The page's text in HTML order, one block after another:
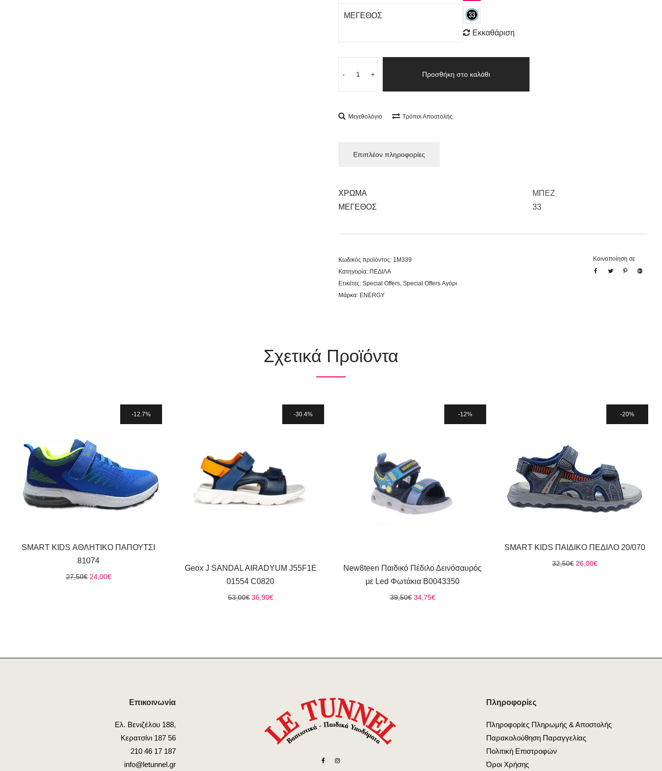
ΜΕΓΕΘΟΣ
Εκκαθάριση
- + Προσθήκη στο καλάθι
Μεγεθολόγιο Τρόποι Αποστολής
Επιπλέον πληροφορίες
ΧΡΩΜΑ
ΜΠΕΖ
ΜΕΓΕΘΟΣ
33
Κωδικός προϊόντος: 1Μ339
Κατηγορία: ΠΕΔΙΛΑ
Ετικέτες: Special Offers, Special Offers Αγόρι
Μάρκα: ENERGY
Κοινοποίηση σε
Σχετικά Προϊόντα
12.7%
SMART KIDS ΑΘΛΗΤΙΚΟ ΠΑΠΟΥΤΣΙ
81074
27,50€ Original
24,00€Η
30.4%
Geox J SANDAL AIRADYUM J55F1E
01554 C0820
53,00€ Original
36,90€Η
12%
New8teen Παιδικό Πέδιλο Δεινόσαυρός
με Led Φωτάκια B0043350
39,50€ Original
34,75€Η
20%
SMART KIDS ΠΑΙΔΙΚΟ ΠΕΔΙΛΟ 20/070
32,50€ Original
26,00€Η
Επικοινωνία
Ελ. Βενιζέλου 188,
Κερατσίνι 187 56
210 46 17 187
info@letunnel.gr
Πληροφορίες
Πληροφορίες Πληρωμής & Αποστολής
Παρακολούθηση Παραγγελίας
Πολιτική Επιστροφών
Όροι Χρήσης